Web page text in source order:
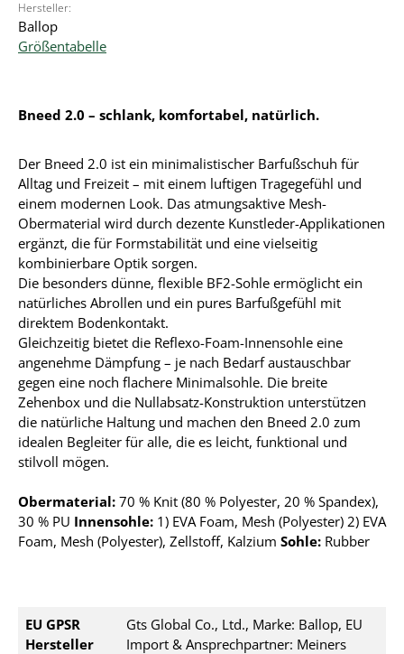
Hersteller:
Ballop
Größentabelle
Bneed 2.0 – schlank, komfortabel, natürlich.
Der Bneed 2.0 ist ein minimalistischer Barfußschuh für
Alltag und Freizeit – mit einem luftigen Tragegefühl und
einem modernen Look. Das atmungsaktive Mesh-
Obermaterial wird durch dezente Kunstleder-Applikationen
ergänzt, die für Formstabilität und eine vielseitig
kombinierbare Optik sorgen.
Die besonders dünne, flexible BF2-Sohle ermöglicht ein
natürliches Abrollen und ein pures Barfußgefühl mit
direktem Bodenkontakt.
Gleichzeitig bietet die Reflexo-Foam-Innensohle eine
angenehme Dämpfung – je nach Bedarf austauschbar
gegen eine noch flachere Minimalsohle. Die breite
Zehenbox und die Nullabsatz-Konstruktion unterstützen
die natürliche Haltung und machen den Bneed 2.0 zum
idealen Begleiter für alle, die es leicht, funktional und
stilvoll mögen.
Obermaterial: 70 % Knit (80 % Polyester, 20 % Spandex),
30 % PU Innensohle: 1) EVA Foam, Mesh (Polyester) 2) EVA
Foam, Mesh (Polyester), Zellstoff, Kalzium Sohle: Rubber
EU GPSR
Hersteller
Gts Global Co., Ltd., Marke: Ballop, EU
Import & Ansprechpartner: Meiners